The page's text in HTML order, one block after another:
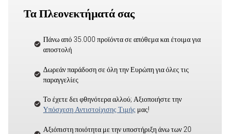
Τα Πλεονεκτήματά σας
Πάνω από 35.000 προϊόντα σε απόθεμα και έτοιμα για
αποστολή
Δωρεάν παράδοση σε όλη την Ευρώπη για όλες τις
παραγγελίες
Το έχετε δει φθηνότερα αλλού; Αξιοποιήστε την
Υπόσχεση Αντιστοίχισης Τιμής μας!
Αξιόπιστη ποιότητα με την υποστήριξη άνω των 20